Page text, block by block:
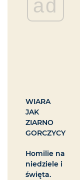
ad
WIARA
JAK
ZIARNO
GORCZYCY
Homilie na
niedziele i
święta.